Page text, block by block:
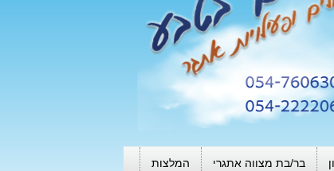
בר/בת מצווה אתגרי המלצות